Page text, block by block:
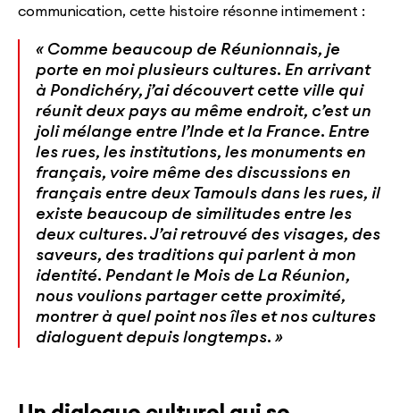
communication, cette histoire résonne intimement :
« Comme beaucoup de Réunionnais, je
porte en moi plusieurs cultures. En arrivant
à Pondichéry, j’ai découvert cette ville qui
réunit deux pays au même endroit, c’est un
joli mélange entre l’Inde et la France. Entre
les rues, les institutions, les monuments en
français, voire même des discussions en
français entre deux Tamouls dans les rues, il
existe beaucoup de similitudes entre les
deux cultures. J’ai retrouvé des visages, des
saveurs, des traditions qui parlent à mon
identité. Pendant le Mois de La Réunion,
nous voulions partager cette proximité,
montrer à quel point nos îles et nos cultures
dialoguent depuis longtemps. »